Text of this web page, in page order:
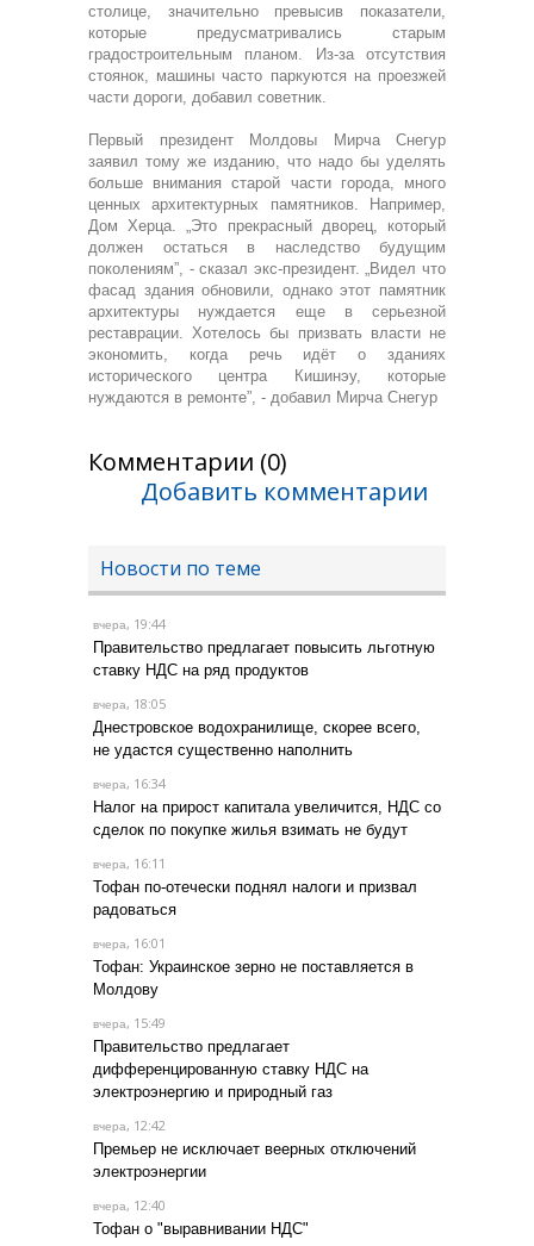
столице, значительно превысив показатели,
которые предусматривались старым
градостроительным планом. Из-за отсутствия
стоянок, машины часто паркуются на проезжей
части дороги, добавил советник.
Первый президент Молдовы Мирча Снегур
заявил тому же изданию, что надо бы уделять
больше внимания старой части города, много
ценных архитектурных памятников. Например,
Дом Херца. „Это прекрасный дворец, который
должен остаться в наследство будущим
поколениям”, - сказал экс-президент. „Видел что
фасад здания обновили, однако этот памятник
архитектуры нуждается еще в серьезной
реставрации. Хотелось бы призвать власти не
экономить, когда речь идёт о зданиях
исторического центра Кишинэу, которые
нуждаются в ремонте”, - добавил Мирча Снегур
Комментарии (0)
Добавить комментарии
Новости по теме
вчера, 19:44
Правительство предлагает повысить льготную
ставку НДС на ряд продуктов
вчера, 18:05
Днестровское водохранилище, скорее всего,
не удастся существенно наполнить
вчера, 16:34
Налог на прирост капитала увеличится, НДС со
сделок по покупке жилья взимать не будут
вчера, 16:11
Тофан по-отечески поднял налоги и призвал
радоваться
вчера, 16:01
Тофан: Украинское зерно не поставляется в
Молдову
вчера, 15:49
Правительство предлагает
дифференцированную ставку НДС на
электроэнергию и природный газ
вчера, 12:42
Премьер не исключает веерных отключений
электроэнергии
вчера, 12:40
Тофан о "выравнивании НДС"